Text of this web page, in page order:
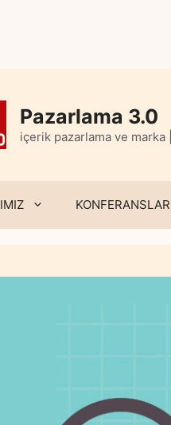
Pazarlama 3.0
içerik pazarlama ve
KONFERANSLAR